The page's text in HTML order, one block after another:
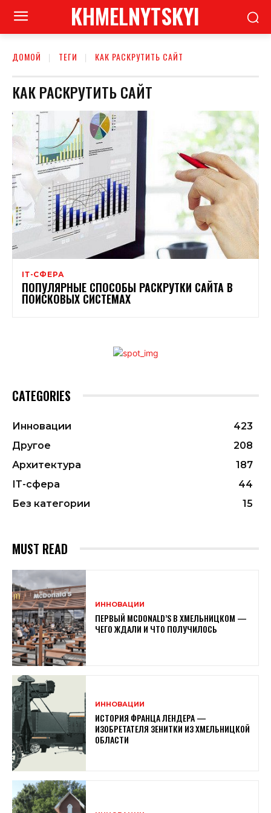
KHMELNYTSKYI
ДОМОЙ ТЕГИ КАК РАСКРУТИТЬ САЙТ
КАК РАСКРУТИТЬ САЙТ
ІТ-СФЕРА
ПОПУЛЯРНЫЕ СПОСОБЫ РАСКРУТКИ САЙТА В
ПОИСКОВЫХ СИСТЕМАХ
CATEGORIES
Инновации
423
Другое
208
Архитектура
187
ІТ-сфера
44
Без категории
15
MUST READ
ИННОВАЦИИ
ПЕРВЫЙ MCDONALD’S В ХМЕЛЬНИЦКОМ —
ЧЕГО ЖДАЛИ И ЧТО ПОЛУЧИЛОСЬ
ИННОВАЦИИ
ИСТОРИЯ ФРАНЦА ЛЕНДЕРА —
ИЗОБРЕТАТЕЛЯ ЗЕНИТКИ ИЗ ХМЕЛЬНИЦКОЙ
ОБЛАСТИ